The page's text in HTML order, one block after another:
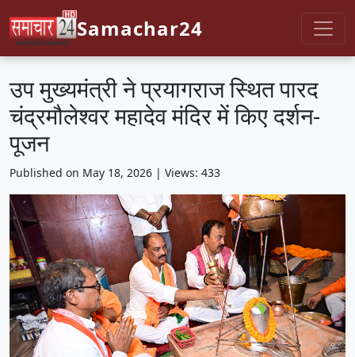
Samachar24
उप मुख्यमंत्री ने प्रयागराज स्थित पारद
चंद्रमौलेश्वर महादेव मंदिर में किए दर्शन-
पूजन
Published on May 18, 2026 | Views: 433